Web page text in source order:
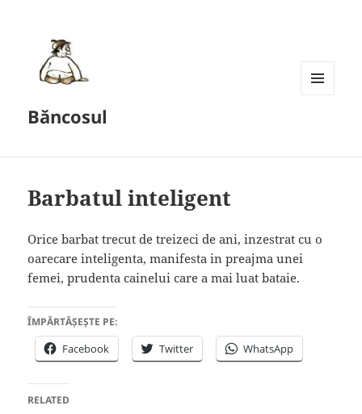
Băncosul
Barbatul inteligent
Orice barbat trecut de treizeci de ani, inzestrat cu o
oarecare inteligenta, manifesta in preajma unei
femei, prudenta cainelui care a mai luat bataie.
ÎMPĂRTĂȘEȘTE PE:
Facebook Twitter WhatsApp
RELATED